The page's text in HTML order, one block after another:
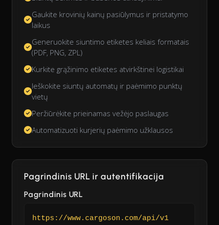
Gaukite krovinių kainų pasiūlymus ir pristatymo
laikus
Generuokite siuntimo etiketes keliais formatais
(PDF, PNG, ZPL)
Kurkite grąžinimo etiketes atvirkštinei logistikai
Ieškokite siuntų automatų ir paėmimo punktų
vietų
Peržiūrėkite prieinamas vežėjo paslaugas
Automatizuoti kurjerių paėmimo užklausos
Pagrindinis URL ir autentifikacija
Pagrindinis URL
https://www.cargoson.com/api/v1